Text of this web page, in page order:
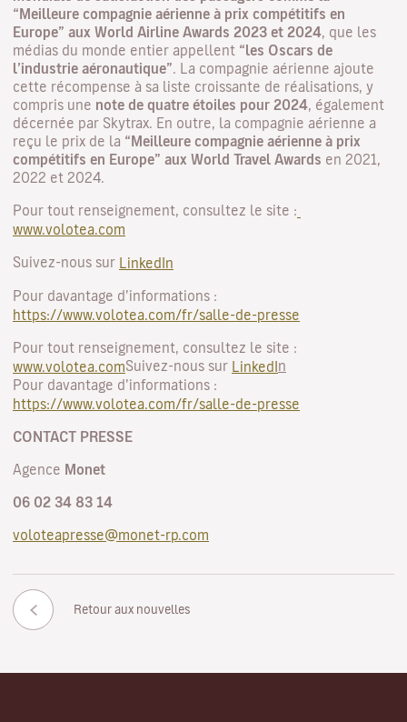
“Meilleure compagnie aérienne à prix compétitifs en
Europe” aux World Airline Awards 2023 et 2024 , que les
médias du monde entier appellent “les Oscars de
l’industrie aéronautique” . La compagnie aérienne ajoute
cette récompense à sa liste croissante de réalisations, y
compris une note de quatre étoiles pour 2024 , également
décernée par Skytrax. En outre, la compagnie aérienne a
reçu le prix de la “Meilleure compagnie aérienne à prix
compétitifs en Europe” aux World Travel Awards en 2021,
2022 et 2024.
Pour tout renseignement, consultez le site :
www.volotea.com
Suivez-nous sur LinkedIn
Pour davantage d’informations :
https://www.volotea.com/fr/salle-de-presse
Pour tout renseignement, consultez le site :
www.volotea.comSuivez-nous sur LinkedI n
Pour davantage d’informations :
https://www.volotea.com/fr/salle-de-presse
CONTACT PRESSE
Agence Monet
06 02 34 83 14
voloteapresse@monet-rp.com
Retour aux nouvelles